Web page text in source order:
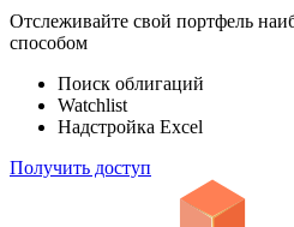
Отслеживайте свой портфель
способом
Поиск облигаций
Watchlist
Надстройка Excel
Получить доступ